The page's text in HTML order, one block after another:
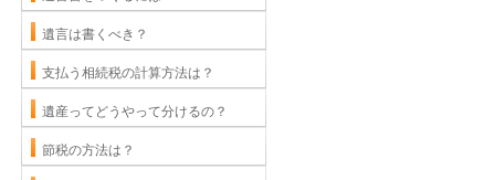
遺言は書くべき？
支払う相続税の計算方法は？
遺産ってどうやって分けるの？
節税の方法は？